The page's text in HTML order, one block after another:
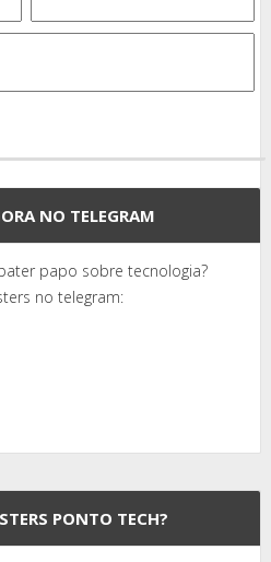
NO TELEGRAM
papo sobre tecnologia?
no telegram:
PONTO TECH?